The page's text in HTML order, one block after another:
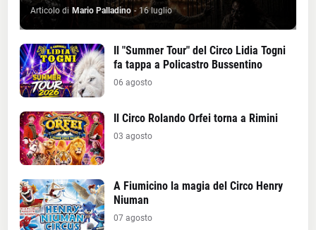
Articolo di Mario Palladino - 16 luglio
Il "Summer Tour" del Circo Lidia Togni
fa tappa a Policastro Bussentino
06 agosto
Il Circo Rolando Orfei torna a Rimini
03 agosto
A Fiumicino la magia del Circo Henry
Niuman
07 agosto